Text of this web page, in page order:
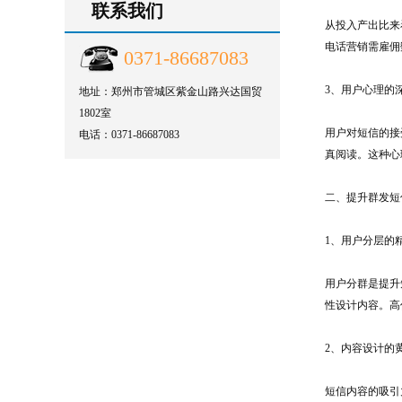
联系我们
0371-86687083
地址：郑州市管城区紫金山路兴达国贸
1802室
电话：0371-86687083
从投入产出比
电话营销需雇
3、用户心理的
用户对短信的
真阅读。这种
二、提升群发
1、用户分层的
用户分群是提
性设计内容。
2、内容设计的
短信内容的吸